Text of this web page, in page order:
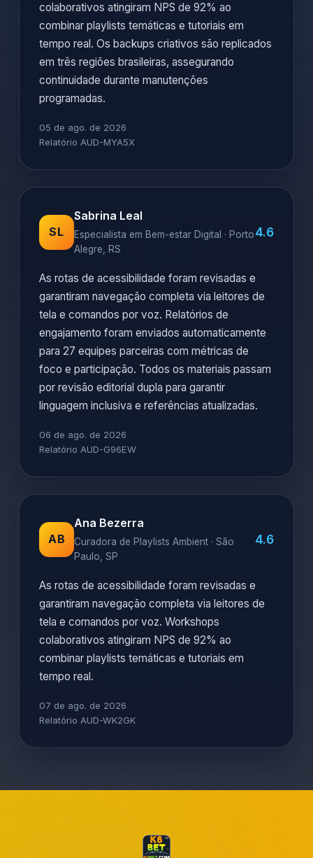
colaborativos atingiram NPS de 92% ao
combinar playlists temáticas e tutoriais em
tempo real. Os backups criativos são replicados
em três regiões brasileiras, assegurando
continuidade durante manutenções
programadas.
05 de ago. de 2026
Relatório AUD-MYA5X
SL
Sabrina Leal
Especialista em Bem-estar Digital · Porto
Alegre, RS
4.6
As rotas de acessibilidade foram revisadas e
garantiram navegação completa via leitores de
tela e comandos por voz. Relatórios de
engajamento foram enviados automaticamente
para 27 equipes parceiras com métricas de
foco e participação. Todos os materiais passam
por revisão editorial dupla para garantir
linguagem inclusiva e referências atualizadas.
06 de ago. de 2026
Relatório AUD-G96EW
AB
Ana Bezerra
Curadora de Playlists Ambient · São
Paulo, SP
4.6
As rotas de acessibilidade foram revisadas e
garantiram navegação completa via leitores de
tela e comandos por voz. Workshops
colaborativos atingiram NPS de 92% ao
combinar playlists temáticas e tutoriais em
tempo real.
07 de ago. de 2026
Relatório AUD-WK2GK